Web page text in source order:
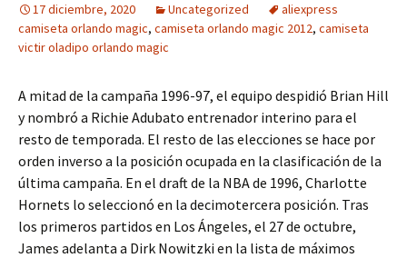
17 diciembre, 2020 Uncategorized
aliexpress
camiseta orlando magic, camiseta orlando magic 2012, camiseta
victir oladipo orlando magic
A mitad de la campaña 1996-97, el equipo despidió Brian Hill
y nombró a Richie Adubato entrenador interino para el
resto de temporada. El resto de las elecciones se hace por
orden inverso a la posición ocupada en la clasificación de la
última campaña. En el draft de la NBA de 1996, Charlotte
Hornets lo seleccionó en la decimotercera posición. Tras
los primeros partidos en Los Ángeles, el 27 de octubre,
James adelanta a Dirk Nowitzki en la lista de máximos